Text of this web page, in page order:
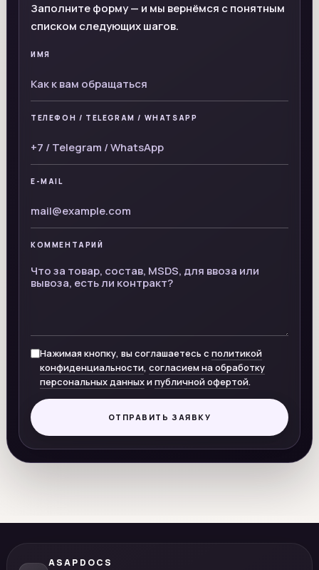
Заполните форму — и мы вернёмся с понятным
списком следующих шагов.
ИМЯ
ТЕЛЕФОН / TELEGRAM / WHATSAPP
E-MAIL
КОММЕНТАРИЙ
Нажимая кнопку, вы соглашаетесь с политикой
конфиденциальности, согласием на обработку
персональных данныхипубличной офертой.
ОТПРАВИТЬ ЗАЯВКУ
ASAPDOCS